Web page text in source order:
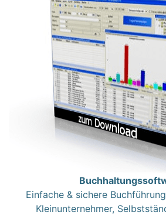
Einfache & sichere
Kleinunternehmer,